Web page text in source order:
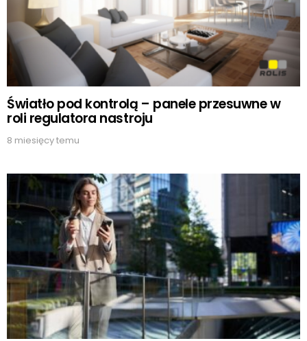
Światło pod kontrolą – panele przesuwne w
roli regulatora nastroju
8 miesięcy temu